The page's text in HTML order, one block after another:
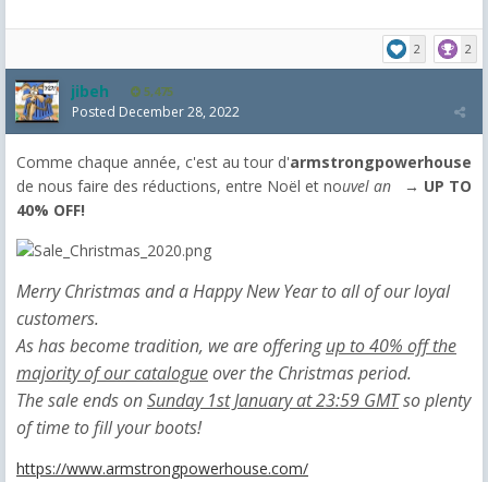
2 2
jibeh 5,475
Posted December 28, 2022
Comme chaque année, c'est au tour d'armstrongpowerhouse
de nous faire des réductions, entre Noël et nouvel an → UP TO
40% OFF!
Merry Christmas and a Happy New Year to all of our loyal
customers.
As has become tradition, we are offeringup to 40% off the
majority of our catalogueover the Christmas period.
The sale ends onSunday 1st January at 23:59 GMTso plenty
of time to fill your boots!
https://www.armstrongpowerhouse.com/